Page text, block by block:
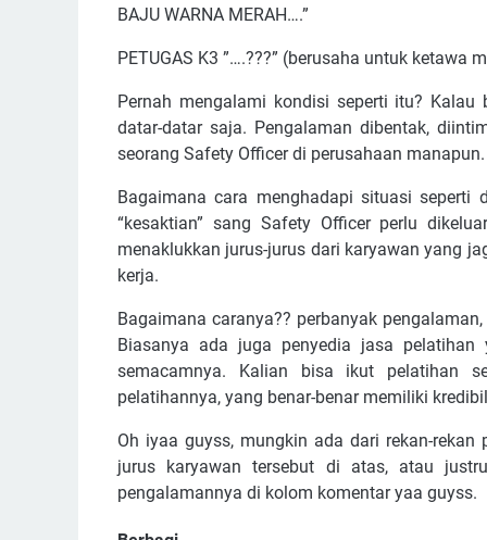
BAJU WARNA MERAH….”
PETUGAS K3 ”….???” (berusaha untuk ketawa
Pernah mengalami kondisi seperti itu?
datar-datar saja. Pengalaman dibentak,
seorang Safety Officer di perusahaan manapun.
Bagaimana cara menghadapi situasi
“kesaktian” sang Safety Officer perlu
menaklukkan jurus-jurus dari karyawan yang
kerja.
Bagaimana caranya?? perbanyak
Biasanya ada juga penyedia jasa pelatihan
semacamnya. Kalian bisa ikut pelatihan
pelatihannya, yang benar-benar memiliki
Oh iyaa guyss, mungkin ada dari rekan-
jurus karyawan tersebut di atas, atau
pengalamannya di kolom komentar yaa guyss.